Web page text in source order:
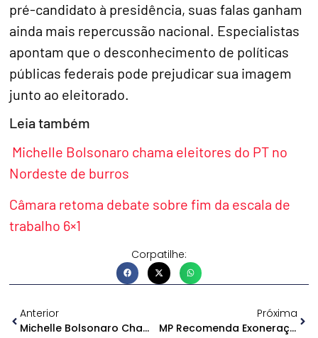
pré-candidato à presidência, suas falas ganham
ainda mais repercussão nacional. Especialistas
apontam que o desconhecimento de políticas
públicas federais pode prejudicar sua imagem
junto ao eleitorado.
Leia também
Michelle Bolsonaro chama eleitores do PT no
Nordeste de burros
Câmara retoma debate sobre fim da escala de
trabalho 6×1
Corpatilhe:
Anterior
Michelle Bolsonaro Chama Eleitores Do PT No Nordeste De Burros
Próxima
MP Recomenda Exoneração Por Nepotismo Em Urucurituba